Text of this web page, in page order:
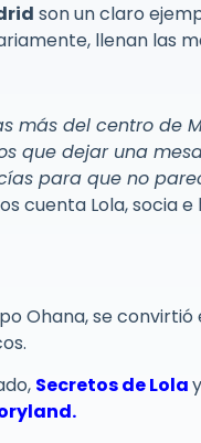
son un claro
llenan las
más del centro de
que dejar una
para que no
cuenta Lola, socia
Ohana, se convirtió
Secretos de Lolay